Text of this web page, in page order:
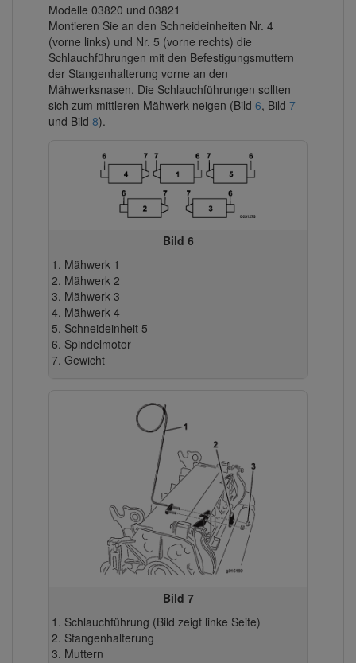
Modelle 03820 und 03821
Montieren Sie an den Schneideinheiten Nr. 4
(vorne links) und Nr. 5 (vorne rechts) die
Schlauchführungen mit den Befestigungsmuttern
der Stangenhalterung vorne an den
Mähwerksnasen. Die Schlauchführungen sollten
sich zum mittleren Mähwerk neigen (Bild 6, Bild 7
und Bild 8).
Bild 6
Mähwerk 1
Mähwerk 2
Mähwerk 3
Mähwerk 4
Schneideinheit 5
Spindelmotor
Gewicht
Bild 7
Schlauchführung (Bild zeigt linke Seite)
Stangenhalterung
Muttern